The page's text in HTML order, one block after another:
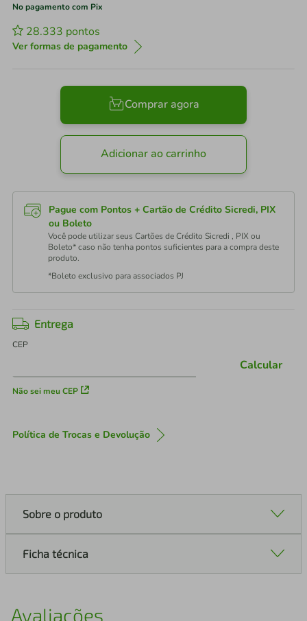
No pagamento com Pix
28.333 pontos
Ver formas de pagamento
Comprar agora
Adicionar ao carrinho
Pague com Pontos + Cartão de Crédito Sicredi, PIX
ou Boleto
Você pode utilizar seus Cartões de Crédito Sicredi , PIX ou
Boleto* caso não tenha pontos suficientes para a compra deste
produto.
*Boleto exclusivo para associados PJ
Entrega
CEP
Não sei meu CEP
Calcular
Política de Trocas e Devolução
Sobre o produto
Ficha técnica
Avaliações